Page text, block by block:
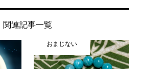
関連記事一覧
おまじない